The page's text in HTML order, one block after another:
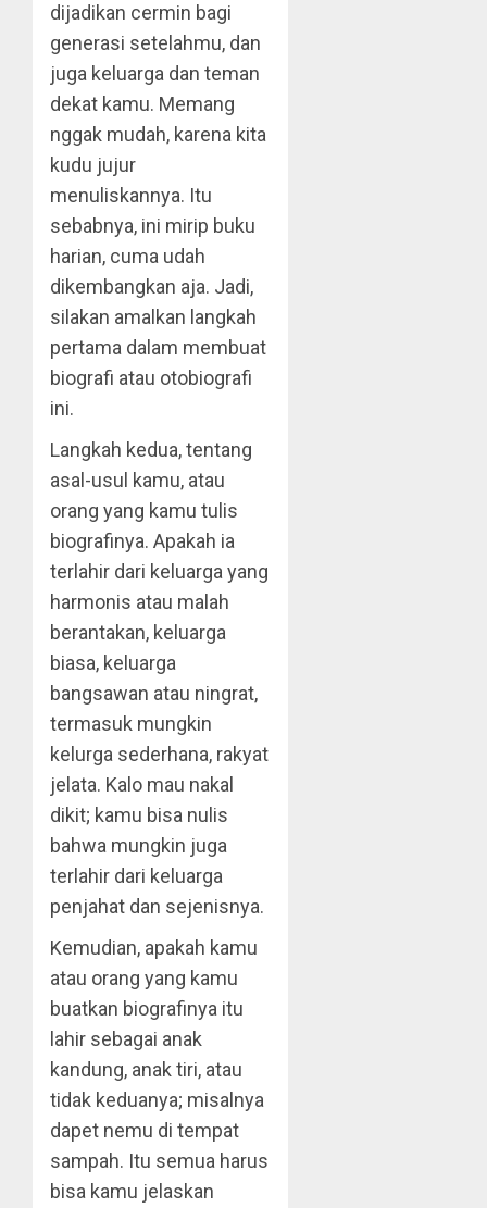
dijadikan cermin bagi
generasi setelahmu, dan
juga keluarga dan teman
dekat kamu. Memang
nggak mudah, karena kita
kudu jujur
menuliskannya. Itu
sebabnya, ini mirip buku
harian, cuma udah
dikembangkan aja. Jadi,
silakan amalkan langkah
pertama dalam membuat
biografi atau otobiografi
ini.
Langkah kedua, tentang
asal-usul kamu, atau
orang yang kamu tulis
biografinya. Apakah ia
terlahir dari keluarga yang
harmonis atau malah
berantakan, keluarga
biasa, keluarga
bangsawan atau ningrat,
termasuk mungkin
kelurga sederhana, rakyat
jelata. Kalo mau nakal
dikit; kamu bisa nulis
bahwa mungkin juga
terlahir dari keluarga
penjahat dan sejenisnya.
Kemudian, apakah kamu
atau orang yang kamu
buatkan biografinya itu
lahir sebagai anak
kandung, anak tiri, atau
tidak keduanya; misalnya
dapet nemu di tempat
sampah. Itu semua harus
bisa kamu jelaskan